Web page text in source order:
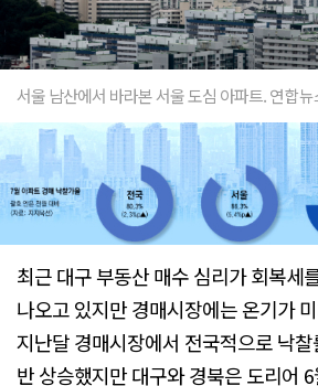
서울 남산에서 바라본 서울 도심 아파트. 연합뉴
최근 대구 부동산 매수 심리가 회복세
나오고 있지만 경매시장에는 온기가
지난달 경매시장에서 전국적으로 낙
반 상승했지만 대구와 경북은 도리어